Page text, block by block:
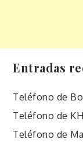
Entradas
Teléfono de
Teléfono de
Teléfono de